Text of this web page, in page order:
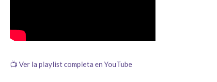
📺 Ver la playlist completa en YouTube